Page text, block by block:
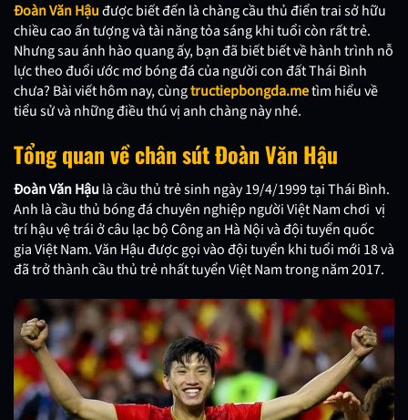
Đoàn Văn Hậuđược biết đến là chàng cầu thủ điển trai sở hữu
chiều cao ấn tượng và tài năng tỏa sáng khi tuổi còn rất trẻ.
Nhưng sau ánh hào quang ấy, bạn đã biết biết về hành trình nỗ
lực theo đuổi ước mơ bóng đá của người con đất Thái Bình
chưa? Bài viết hôm nay, cùngtructiepbongda.metìm hiểu về
tiểu sử và những điều thú vị anh chàng này nhé.
Tổng quan về chân sút Đoàn Văn Hậu
Đoàn Văn Hậu là cầu thủ trẻ sinh ngày 19/4/1999 tại Thái Bình.
Anh là cầu thủ bóng đá chuyên nghiệp người Việt Nam chơi vị
trí hậu vệ trái ở câu lạc bộ Công an Hà Nội và đội tuyển quốc
gia Việt Nam. Văn Hậu được gọi vào đội tuyển khi tuổi mới 18 và
đã trở thành cầu thủ trẻ nhất tuyển Việt Nam trong năm 2017.